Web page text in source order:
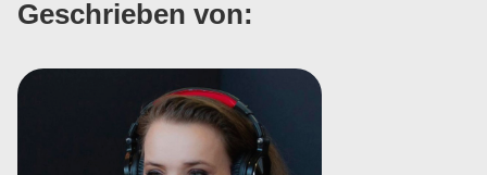
Geschrieben von: